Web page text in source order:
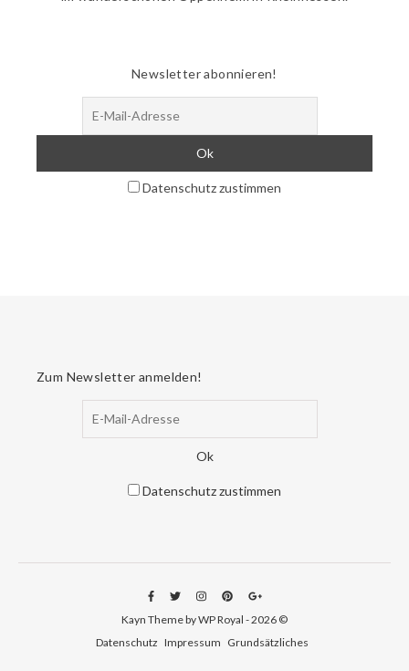
Newsletter abonnieren!
Datenschutz zustimmen
Zum Newsletter anmelden!
Datenschutz zustimmen
Kayn Theme by WP Royal - 2026 ©
Datenschutz Impressum Grundsätzliches